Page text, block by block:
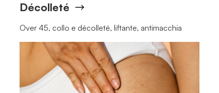
Décolleté
Over 45, collo e décolleté, liftante, antimacchia